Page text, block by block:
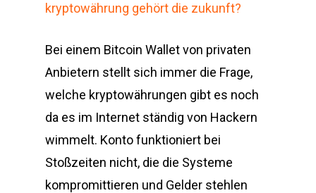
kryptowährung gehört die zukunft?
Bei einem Bitcoin Wallet von privaten
Anbietern stellt sich immer die Frage,
welche kryptowährungen gibt es noch
da es im Internet ständig von Hackern
wimmelt. Konto funktioniert bei
Stoßzeiten nicht, die die Systeme
kompromittieren und Gelder stehlen